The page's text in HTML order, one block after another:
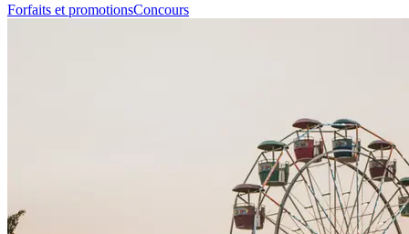
Forfaits et promotionsConcours